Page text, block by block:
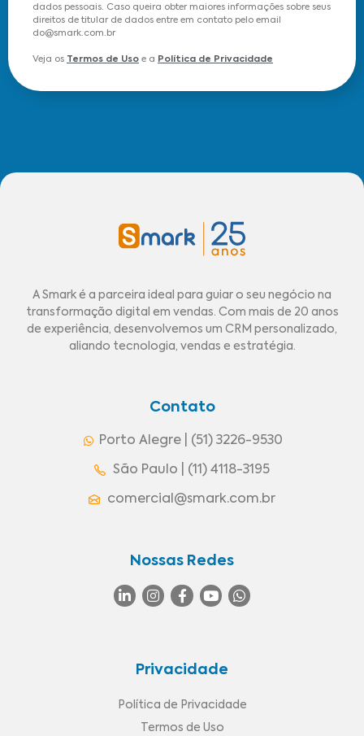
dados pessoais. Caso queira obter maiores informações sobre seus
direitos de titular de dados entre em contato pelo email
do@smark.com.br
Veja os Termos de Uso e a Política de Privacidade
A Smark é a parceira ideal para guiar o seu negócio na
transformação digital em vendas. Com mais de 20 anos
de experiência, desenvolvemos um CRM personalizado,
aliando tecnologia, vendas e estratégia.
Contato
Porto Alegre | (51) 3226-9530
São Paulo | (11) 4118-3195
comercial@smark.com.br
Nossas Redes
Privacidade
Política de Privacidade
Termos de Uso